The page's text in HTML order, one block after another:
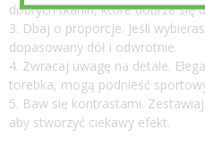
dobrych tkanin, które dobrze się
Dbaj o proporcje. Jeśli
dopasowany dół i odwrotnie.
Zwracaj uwagę na detale.
torebka, mogą podnieść
Baw się kontrastami.
aby stworzyć ciekawy efekt.